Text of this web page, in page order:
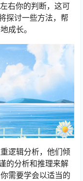
右你的判断，这可
探讨一些方法，帮
成长。
逻辑分析，他们倾
的分析和推理来解
需要学会以适当的